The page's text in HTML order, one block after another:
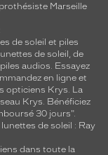
Marseille
de soleil et piles
de soleil, de
piles audios. Essayez
en ligne et
opticiens Krys. La
Krys. Bénéficiez
30 jours".
lunettes de soleil : Ray
dans toute la